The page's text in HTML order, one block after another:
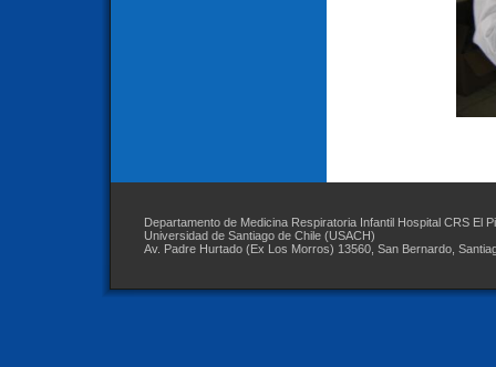
Departamento de Medicina Respiratoria Infantil Hospital CRS El
Universidad de Santiago de Chile (USACH)
Av. Padre Hurtado (Ex Los Morros) 13560, San Bernardo,